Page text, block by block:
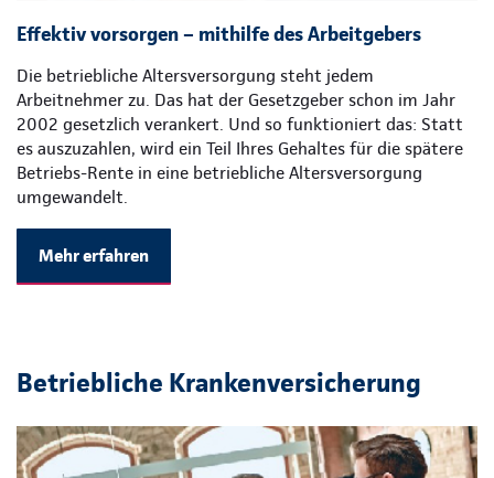
Effektiv vorsorgen – mithilfe des Arbeitgebers
Die betriebliche Altersversorgung steht jedem
Arbeitnehmer zu. Das hat der Gesetzgeber schon im Jahr
2002 gesetzlich verankert. Und so funktioniert das: Statt
es auszuzahlen, wird ein Teil Ihres Gehaltes für die spätere
Betriebs-Rente in eine betriebliche Altersversorgung
umgewandelt.
Mehr erfahren
Betriebliche Krankenversicherung